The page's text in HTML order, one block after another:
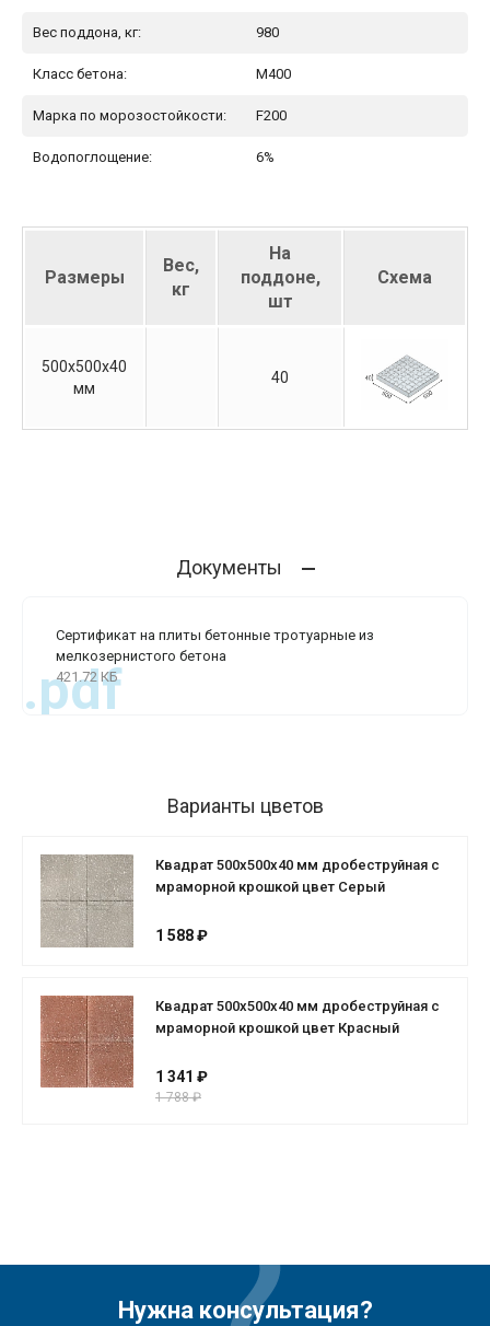
Вес поддона, кг: 980
Класс бетона: М400
Марка по морозостойкости: F200
Водопоглощение: 6%
Размеры
Вес,
кг
На
поддоне,
шт
Схема
500х500х40
мм
40
Документы
Сертификат на плиты бетонные тротуарные из
мелкозернистого бетона
421.72 КБ
.pdf
Варианты цветов
Квадрат 500х500х40 мм дробеструйная с
мраморной крошкой цвет Серый
1 588 ₽
Квадрат 500х500х40 мм дробеструйная с
мраморной крошкой цвет Красный
1 341 ₽
1 788 ₽
Нужна консультация?